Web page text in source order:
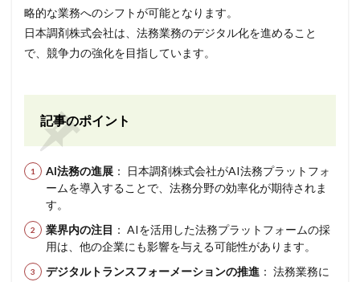
略的な業務へのシフトが可能となります。
日本調剤株式会社は、法務業務のデジタル化を進めること
で、競争力の強化を目指しています。
記事のポイント
AI法務の進展 ： 日本調剤株式会社がAI法務プラットフォ
ームを導入することで、法務分野の効率化が期待されま
す。
業界内の注目 ： AIを活用した法務プラットフォームの採
用は、他の企業にも影響を与える可能性があります。
デジタルトランスフォーメーションの推進 ： 法務業務に